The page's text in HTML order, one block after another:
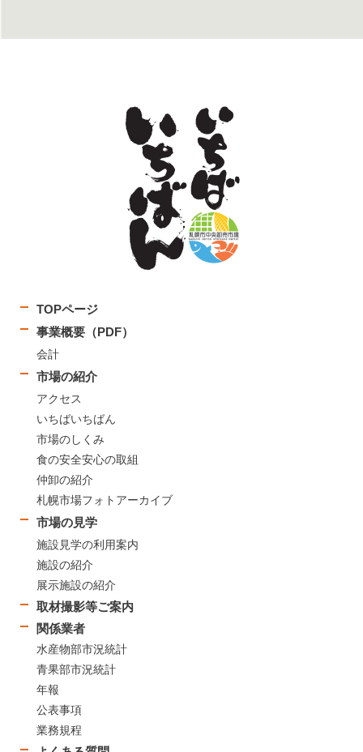
TOPページ
事業概要（PDF）
会計
市場の紹介
アクセス
いちばいちばん
市場のしくみ
食の安全安心の取組
仲卸の紹介
札幌市場フォトアーカイブ
市場の見学
施設見学の利用案内
施設の紹介
展示施設の紹介
取材撮影等ご案内
関係業者
水産物部市況統計
青果部市況統計
年報
公表事項
業務規程